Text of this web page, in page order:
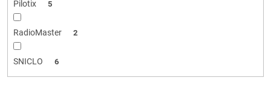
Pilotix 5
RadioMaster 2
SNICLO 6